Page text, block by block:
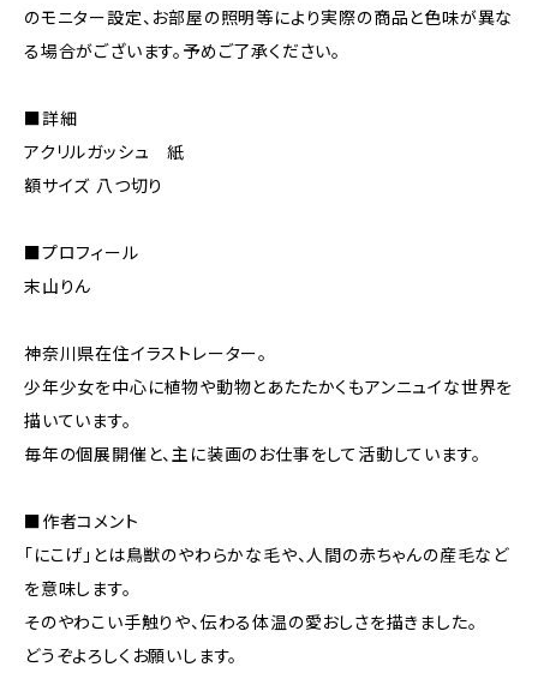
のモニター設定、お部屋の照明等により実際の商品と色味が異な
る場合がございます。予めご了承ください。
■詳細
アクリルガッシュ 紙
額サイズ 八つ切り
■プロフィール
末山りん
神奈川県在住イラストレーター。
少年少女を中心に植物や動物とあたたかくもアンニュイな世界を
描いています。
毎年の個展開催と、主に装画のお仕事をして活動しています。
■作者コメント
「にこげ」とは鳥獣のやわらかな毛や、人間の赤ちゃんの産毛など
を意味します。
そのやわこい手触りや、伝わる体温の愛おしさを描きました。
どうぞよろしくお願いします。